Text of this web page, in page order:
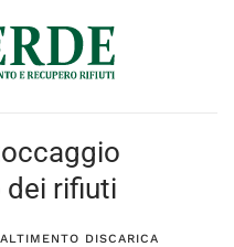
rifiuti
DISCARICA